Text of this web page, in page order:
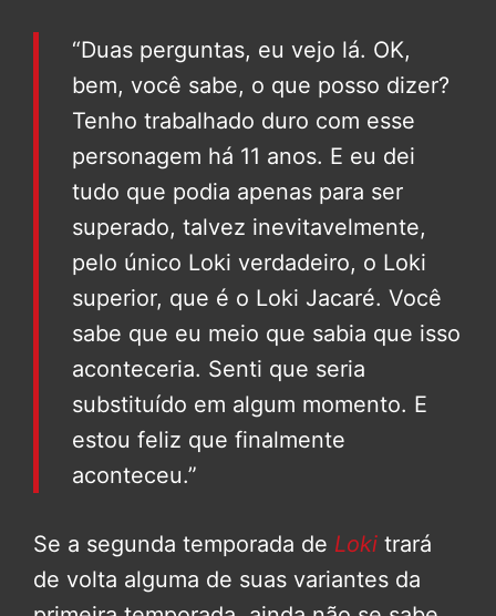
“Duas perguntas, eu vejo lá. OK,
bem, você sabe, o que posso dizer?
Tenho trabalhado duro com esse
personagem há 11 anos. E eu dei
tudo que podia apenas para ser
superado, talvez inevitavelmente,
pelo único Loki verdadeiro, o Loki
superior, que é o Loki Jacaré. Você
sabe que eu meio que sabia que isso
aconteceria. Senti que seria
substituído em algum momento. E
estou feliz que finalmente
aconteceu.”
Se a segunda temporada de Loki trará
de volta alguma de suas variantes da